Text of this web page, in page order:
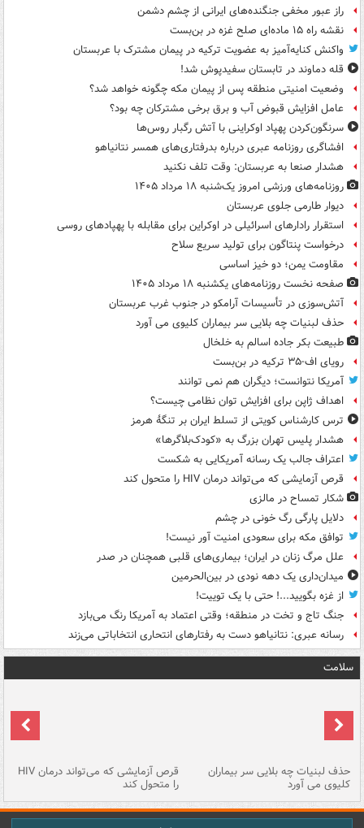
راز عبور مخفی جنگنده‌های ایرانی از چشم دشمن
نقشه راه ۱۵ ماده‌ای صلح غزه در بن‌بست
واکنش کنایه‌آمیز به عضویت ترکیه در پیمان مشترک با عربستان
قله دماوند در تابستان سفیدپوش شد!
وضعیت امنیتی منطقه پس از پیمان مکه چگونه خواهد شد؟
عامل افزایش قبوض آب و برق برخی مشترکان چه بود؟
سرنگون‌کردن پهپاد اوکراینی با آتش رگبار روس‌ها
افشاگری روزنامه عبری درباره بدرفتاری‌های همسر نتانیاهو
هشدار صنعا به عربستان: وقت تلف نکنید
روزنامه‌های ورزشی امروز یک‌شنبه ۱۸ مرداد ۱۴۰۵
دیوار طارمی جلوی عربستان
استقرار رادارهای اسرائیلی در اوکراین برای مقابله با پهپادهای روسی
درخواست پنتاگون برای تولید سریع سلاح
مقاومت یمن؛ دو خیز اساسی
صفحه نخست روزنامه‌های یکشنبه ۱۸ مرداد ۱۴۰۵
آتش‌سوزی در تأسیسات آرامکو در جنوب غرب عربستان
حذف لبنیات چه بلایی سر بیماران کلیوی می آورد
طبیعت بکر جاده اسالم به خلخال
رویای اف-۳۵ ترکیه در بن‌بست
آمریکا نتوانست؛ دیگران هم نمی توانند
اهداف ژاپن برای افزایش توان نظامی چیست؟
ترس کارشناس کویتی از تسلط ایران بر تنگۀ هرمز
هشدار پلیس تهران بزرگ به «کودک‌بلاگرها»
اعتراف جالب یک رسانه آمریکایی به شکست
قرص آزمایشی که می‌تواند درمان HIV را متحول کند
شکار تمساح در مالزی
دلایل پارگی رگ خونی در چشم
توافق مکه برای سعودی امنیت آور نیست!
علل مرگ زنان در ایران؛ بیماری‌های قلبی همچنان در صدر
میدان‌داری یک دهه نودی در بین‌الحرمین
از غزه بگویید...! حتی با یک توییت!
جنگ تاج و تخت در منطقه؛ وقتی اعتماد به آمریکا رنگ می‌بازد
رسانه عبری: نتانیاهو دست به رفتارهای انتحاری انتخاباتی می‌زند
سلامت
حذف لبنیات چه بلایی سر بیماران
کلیوی می آورد
قرص آزمایشی که می‌تواند درمان HIV
را متحول کند